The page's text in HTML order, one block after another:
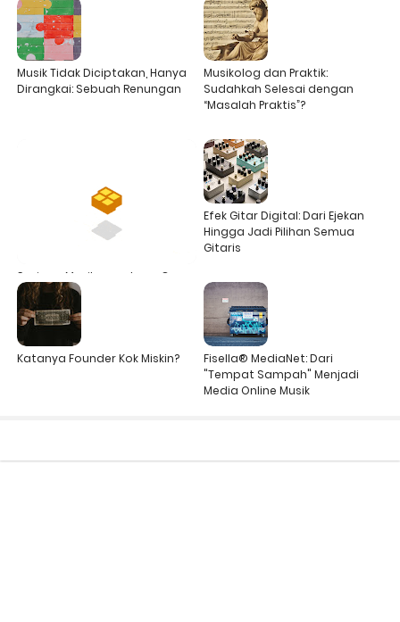
Musik Tidak Diciptakan, Hanya
Dirangkai: Sebuah Renungan
Musikolog dan Praktik:
Sudahkah Selesai dengan
“Masalah Praktis”?
Sarjana Musik yang Lupa Cara
Mengapresiasi, Padahal Belajar
Apresiasi Musik
Efek Gitar Digital: Dari Ejekan
Hingga Jadi Pilihan Semua
Gitaris
Katanya Founder Kok Miskin?
Fisella® MediaNet: Dari
"Tempat Sampah" Menjadi
Media Online Musik